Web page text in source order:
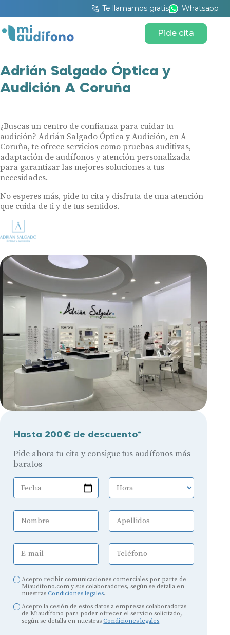
Te llamamos gratis Whatsapp
Pide cita
Adrián Salgado Óptica y
Audición A Coruña
¿Buscas un centro de confianza para cuidar tu
audición? Adrián Salgado Óptica y Audición, en A
Coruña, te ofrece servicios como pruebas auditivas,
adaptación de audífonos y atención personalizada
para garantizar las mejores soluciones a tus
necesidades.
No esperes más, pide tu cita y disfruta de una atención
que cuida de ti y de tus sentidos.
Hasta 200€ de descuento*
Pide ahora tu cita y consigue tus audífonos más
baratos
Fecha Hora
Nombre Apellidos
E-mail Teléfono
Acepto recibir comunicaciones comerciales por parte de
Miaudifono.com y sus colaboradores, según se detalla en
nuestras Condiciones legales.
Acepto la cesión de estos datos a empresas colaboradoras
de Miaudífono para poder ofrecer el servicio solicitado,
según se detalla en nuestras Condiciones legales.